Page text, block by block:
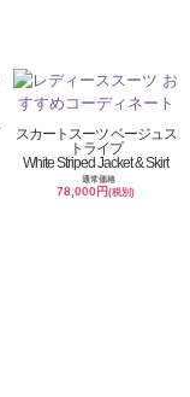
スカートスーツ ベージュス
トライプ
White Striped Jacket & Skirt
通常価格
78,000円(税別)